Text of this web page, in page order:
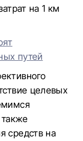
на 1 км
путей
целевых
также
средств на